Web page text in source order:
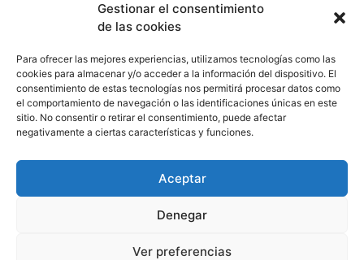
Gestionar el consentimiento
de las cookies
Para ofrecer las mejores experiencias, utilizamos tecnologías como las
cookies para almacenar y/o acceder a la información del dispositivo. El
consentimiento de estas tecnologías nos permitirá procesar datos como
el comportamiento de navegación o las identificaciones únicas en este
sitio. No consentir o retirar el consentimiento, puede afectar
negativamente a ciertas características y funciones.
Aceptar
Denegar
Ver preferencias
Contacto
presidente@actme.es
administracion@actme.es
+34 647 66 63 18
Redes Sociales